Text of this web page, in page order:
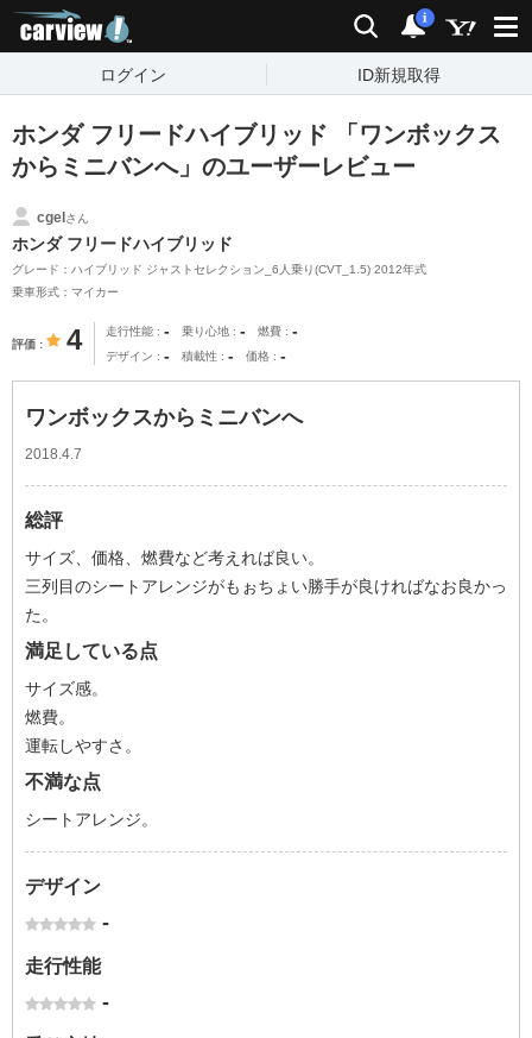
検索 通知
i
ログイン ID新規取得
ホンダ フリードハイブリッド 「ワンボックス
からミニバンへ」のユーザーレビュー
cgelさん
ホンダ フリードハイブリッド
グレード：ハイブリッド ジャストセレクション_6人乗り(CVT_1.5) 2012年式
乗車形式：マイカー
評価 4 走行性能 - 乗り心地 - 燃費 -
デザイン - 積載性 - 価格 -
ワンボックスからミニバンへ
2018.4.7
総評
サイズ、価格、燃費など考えれば良い。
三列目のシートアレンジがもぉちょい勝手が良ければなお良かっ
た。
満足している点
サイズ感。
燃費。
運転しやすさ。
不満な点
シートアレンジ。
デザイン
-
走行性能
-